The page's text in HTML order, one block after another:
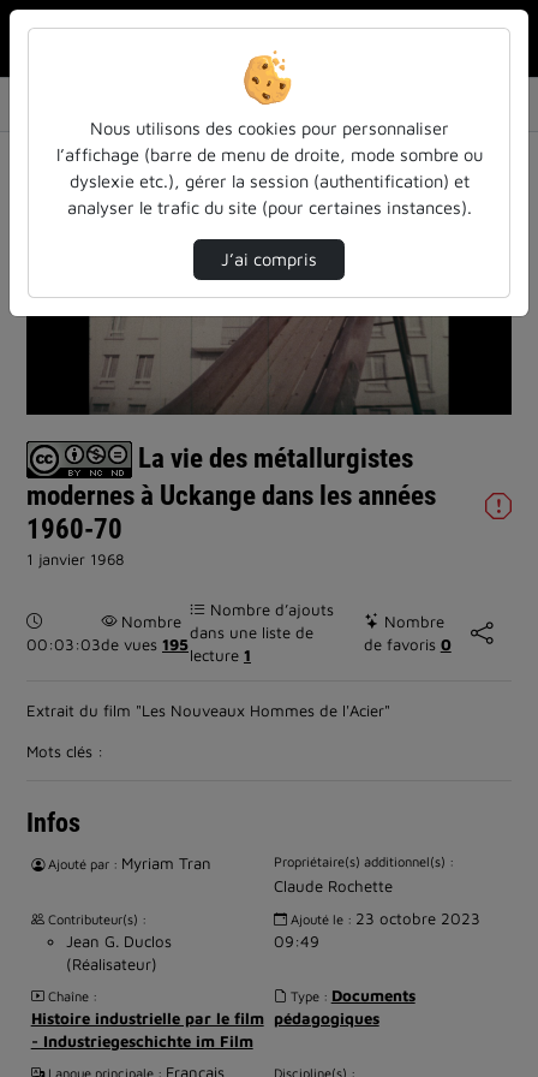
La vie des métallurgistes modernes à Uckange…
Lire
vidéo
La vie des métallurgistes
modernes à Uckange dans les années
1960-70
1 janvier 1968
Durée :
00:03:03
Nombre
de vues 195
Nombre d’ajouts
dans une liste de
lecture 1
Nombre
de favoris 0
Extrait du film "Les Nouveaux Hommes de l'Acier"
Mots clés :
Infos
Ajouté par : Myriam Tran Propriétaire(s) additionnel(s) :
Claude Rochette
Contributeur(s) :
Jean G. Duclos
(Réalisateur)
Ajouté le : 23 octobre 2023
09:49
Chaîne :
Histoire industrielle par le film
- Industriegeschichte im Film
Type : Documents
pédagogiques
Langue principale : Français Discipline(s) :
Nous utilisons des cookies pour personnaliser
l’affichage (barre de menu de droite, mode sombre ou
dyslexie etc.), gérer la session (authentification) et
analyser le trafic du site (pour certaines instances).
J’ai compris